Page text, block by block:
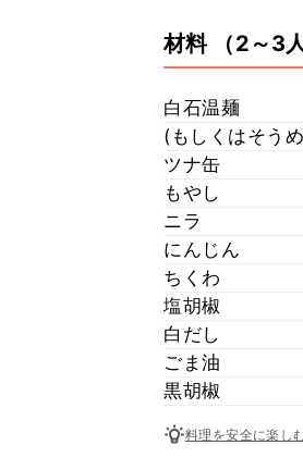
材料 （2～3
白石温麺
(もしくはそう
ツナ缶
もやし
ニラ
にんじん
ちくわ
塩胡椒
白だし
ごま油
黒胡椒
料理を安全に楽し